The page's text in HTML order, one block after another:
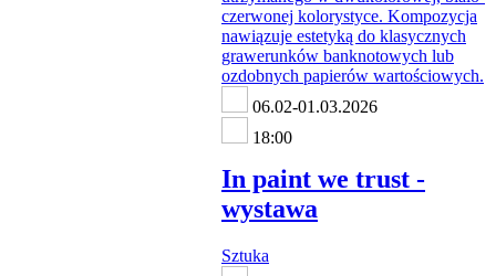
06.02-01.03.2026
18:00
In paint we trust -
wystawa
Sztuka